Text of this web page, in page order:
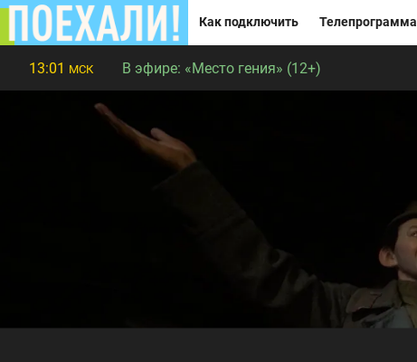
Как подключить Телепрограмма
13:01 МСК В эфире: «Место гения» (12+)